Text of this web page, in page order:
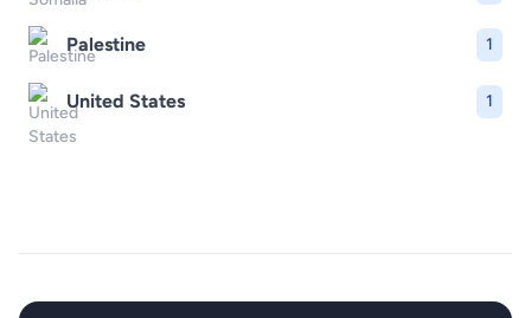
Palestine 1
United States 1